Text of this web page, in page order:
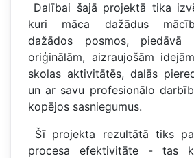
Dalībai šajā projektā tika
kuri māca dažādus
dažādos posmos, piedāvā
oriģinālām, aizraujošām
skolas aktivitātēs, dalās
un ar savu profesionālo
kopējos sasniegumus.
Šī projekta rezultātā tiks
procesa efektivitāte - tas